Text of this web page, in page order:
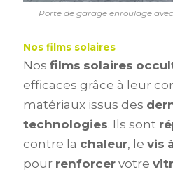
Porte de garage enroulage
Nos films solaires
Nos films solaires
efficaces grâce à leur
matériaux issus des
technologies. Ils sont
contre la chaleur, le vis
pour renforcer votre